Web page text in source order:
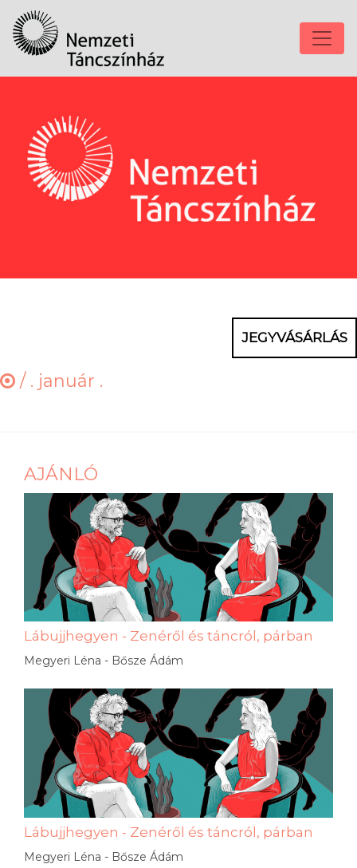
JEGYVÁSÁRLÁS
/ . január .
AJÁNLÓ
Lábujjhegyen - Zenéről és táncról, párban
Megyeri Léna - Bősze Ádám
Lábujjhegyen - Zenéről és táncról, párban
Megyeri Léna - Bősze Ádám